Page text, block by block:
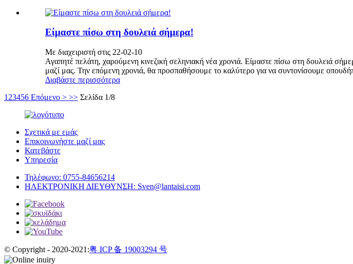
Είμαστε πίσω στη δουλειά σήμερα!
Με διαχειριστή στις 22-02-10
Αγαπητέ πελάτη, χαρούμενη κινεζική σεληνιακή νέα χρονιά. Είμαστε πίσω στη δουλειά
μαζί μας. Την επόμενη χρονιά, θα προσπαθήσουμε το καλύτερο για να συντονίσουμε
Διαβάστε περισσότερα
1 23456 Επόμενο > >> Σελίδα 1/8
Σχετικά με εμάς
Επικοινωνήστε μαζί μας
Κατεβάστε
Υπηρεσία
Τηλέφωνο: 0755-84656214
ΗΛΕΚΤΡΟΝΙΚΗ ΔΙΕΥΘΥΝΣΗ: Sven@lantaisi.com
© Copyright - 2020-2021:粤 ICP 备 19003294 号